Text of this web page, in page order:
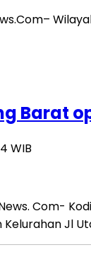
Barat
WIB
Com-
Jl